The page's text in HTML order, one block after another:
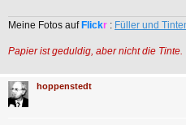
Meine Fotos auf Flickr : Füller und
Papier ist geduldig, aber nicht die Tinte.
hoppenstedt